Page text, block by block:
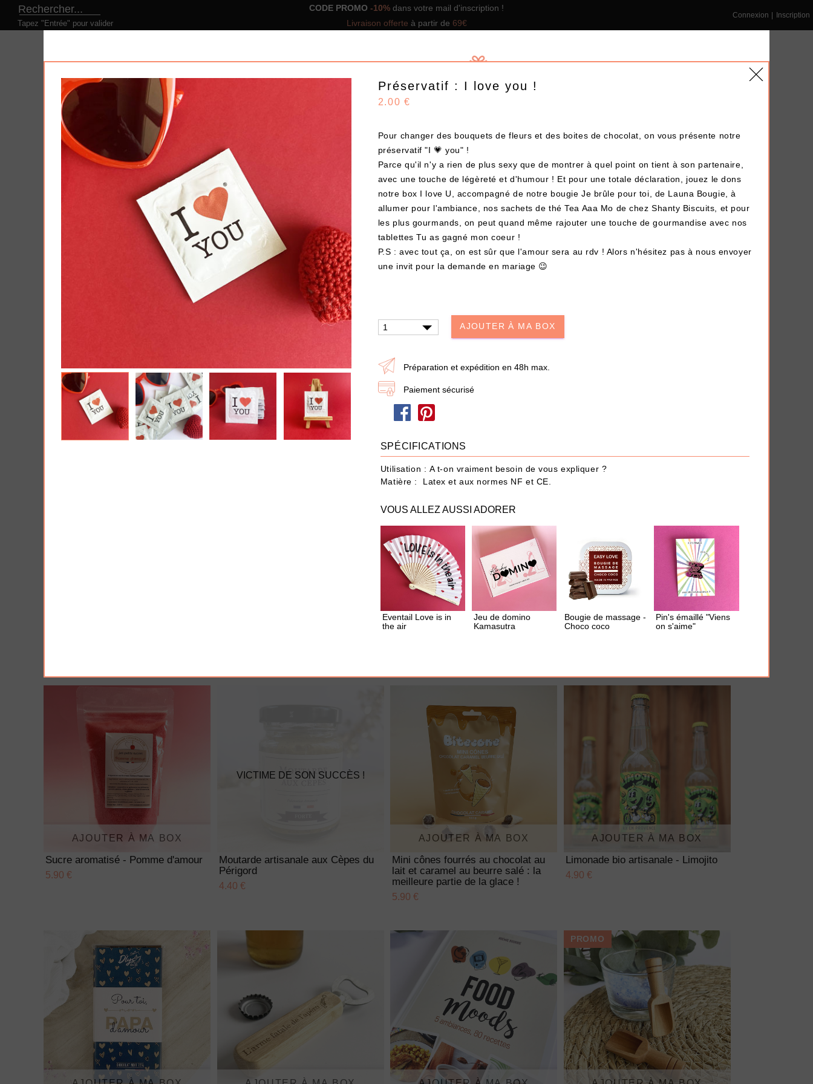
Tapez "Entrée" pour valider
CODE PROMO -10% dans votre mail d'inscription !
Livraison offerte à partir de 69€
Connexion Inscription
LE CONCEPT NOS PRODUITS NOS BOX PRÊTES À OFFRIR SOLUTIONS ENTREPRISE DÉPÔT-VENTE LE BLOG
Produits Design Terminé !
Préservatif : I love you !
2.00 €
Pour changer des bouquets de fleurs et des boites de chocolat, on vous présente notre
préservatif "I 💗 you" !
Parce qu'il n'y a rien de plus sexy que de montrer à quel point on tient à son partenaire,
avec une touche de légèreté et d'humour ! Et pour une totale déclaration, jouez le dons
notre box I love U, accompagné de notre bougieJe brûle pour toi, de Launa Bougie, à
allumer pour l'ambiance, nos sachets de théTea Aaa Mo de chezShanty Biscuits, et pour
les plus gourmands, on peut quand même rajouter une touche de gourmandise avec nos
tablettesTu as gagné mon coeur !
P.S : avec tout ça, on est sûr que l'amour sera au rdv ! Alors n'hésitez pas à nous envoyer
une invit pour la demande en mariage 😉
AJOUTER À MA BOX
Préparation et expédition en 48h max.
Paiement sécurisé
SPÉCIFICATIONS
Utilisation : A t-on vraiment besoin de vous expliquer ?
Matière : Latex et aux normes NF et CE.
VOUS ALLEZ AUSSI ADORER
Eventail Love is in
the air
Jeu de domino
Kamasutra
Bougie de massage -
Choco coco
Pin's émaillé "Viens
on s'aime"
CHOISISSEZ VOS PRODUITS
Tous nos produits Lui dire je t'aime
Joyeux Noël
Offrir une Box cadeau n'a jamais été aussi simple : choisissez les produits et ajoutez-les à votre Box en quelques clics.
PRIX POUR QUI ? IDÉES CADEAUX
AJOUTER À MA BOX
Sachet de cookies Brewkies -
Mousseur à lait "Parter in Cream"
AJOUTER À MA BOX
Sucre aromatisé - Pomme d'amour
5.90 €
VICTIME DE SON SUCCÈS !
Moutarde artisanale aux Cèpes du
Périgord
4.40 €
AJOUTER À MA BOX
Mini cônes fourrés au chocolat au
lait et caramel au beurre salé : la
meilleure partie de la glace !
5.90 €
AJOUTER À MA BOX
Limonade bio artisanale - Limojito
4.90 €
PROMO